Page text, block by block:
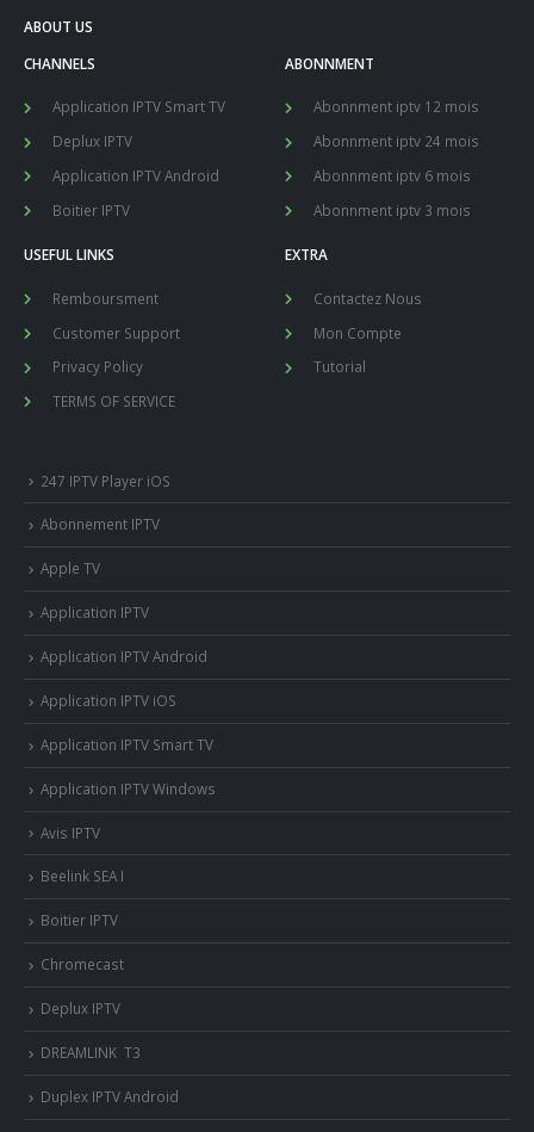
ABOUT US
CHANNELS
Application IPTV Smart TV
Deplux IPTV
Application IPTV Android
Boitier IPTV
ABONNMENT
Abonnment iptv 12 mois
Abonnment iptv 24 mois
Abonnment iptv 6 mois
Abonnment iptv 3 mois
USEFUL LINKS
Remboursment
Customer Support
Privacy Policy
TERMS OF SERVICE
EXTRA
Contactez Nous
Mon Compte
Tutorial
247 IPTV Player iOS
Abonnement IPTV
Apple TV
Application IPTV
Application IPTV Android
Application IPTV iOS
Application IPTV Smart TV
Application IPTV Windows
Avis IPTV
Beelink SEA I
Boitier IPTV
Chromecast
Deplux IPTV
DREAMLINK T3
Duplex IPTV Android